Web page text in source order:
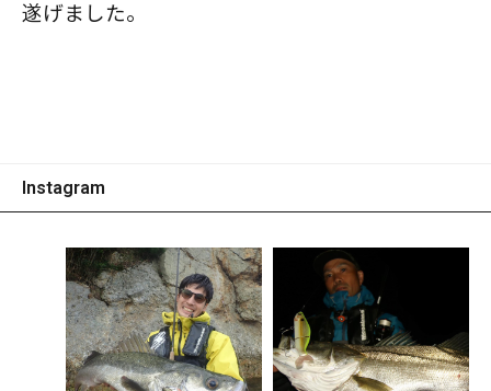
遂げました。
Instagram